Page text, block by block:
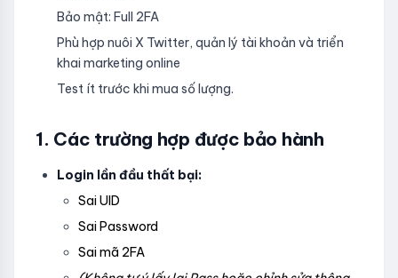
Bảo mật: Full 2FA
Phù hợp nuôi X Twitter, quản lý tài khoản và triển
khai marketing online
Test ít trước khi mua số lượng.
1. Các trường hợp được bảo hành
Login lần đầu thất bại:
Sai UID
Sai Password
Sai mã 2FA